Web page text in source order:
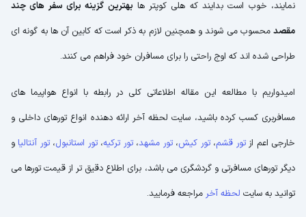
نمایند، خوب است بدایند که هلی کوپتر ها بهترین گزینه برای سفر های چند
مقصد محسوب می شوند و همچنین لازم به ذکر است که کابین آن ها به گونه ای
طراحی شده اند که اوج راحتی را برای مسافران خود فراهم می کنند.
امیدواریم با مطالعه این مقاله اطلاعاتی کلی در رابطه با انواع هواپیما های
مسافربری کسب کرده باشید، سایت لحظه آخر ارائه دهنده انواع تورهای داخلی و
خارجی اعم ازتور قشم،تور کیش،تور مشهد،تور ترکیه،تور استانبول،تور آنتالیاو
دیگر تورهای مسافرتی و گردشگری می باشد، برای اطلاع دقیق تر از قیمت تورها می
توانید به سایت لحظه آخر مراجعه فرمایید.